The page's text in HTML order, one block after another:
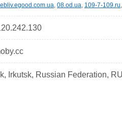
, 08.od.ua, 109-7-109.ru
Irkutsk, Russian Federation,